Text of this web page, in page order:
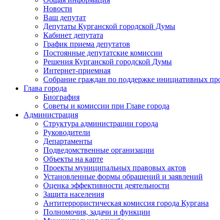
Новости
Ваш депутат
Депутаты Курганской городской Думы
Кабинет депутата
График приема депутатов
Постоянные депутатские комиссии
Решения Курганской городской Думы
Интернет-приемная
Собрание граждан по поддержке инициативных
Глава города
Биография
Советы и комиссии при Главе города
Администрация
Структура администрации города
Руководители
Департаменты
Подведомственные организации
Объекты на карте
Проекты муниципальных правовых актов
Установленные формы обращений и заявлений
Оценка эффективности деятельности
Защита населения
Антитеррористическая комиссия города Кургана
Полномочия, задачи и функции